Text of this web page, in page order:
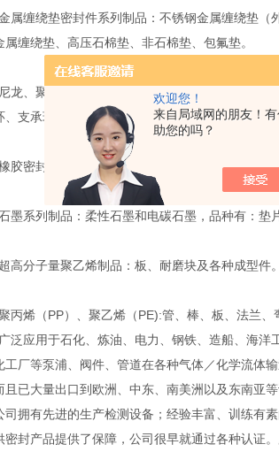
欢迎您！
来自局域网的朋友！
助您的吗？
缠绕垫密封件系列制品：不锈钢金属缠绕垫（
属缠绕垫、高压石棉垫、非石棉垫、包氟垫。
、聚甲醛系列制品：1010尼龙和MC尼龙两大
、支承环及各种成型件。
密封件系列制品：氟橡胶、丁晴胶、耐油胶、
系列制品：柔性石墨和电碳石墨，品种有：垫
分子量聚乙烯制品：板、耐磨块及各种成型件。
烯（PP）、聚乙烯（PE):管、棒、板、法兰、
应用于石化、炼油、电力、钢铁、造船、海洋
工厂等泵浦、阀件、管道在各种气体／化学流体
且已大量出口到欧洲、中东、南美洲以及东南亚
有先进的生产检测设备；经验丰富、训练有素
密封产品提供了保障，公司很早就通过各种认证